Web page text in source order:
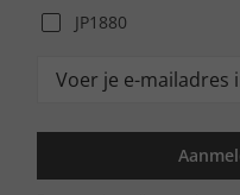
JP1880